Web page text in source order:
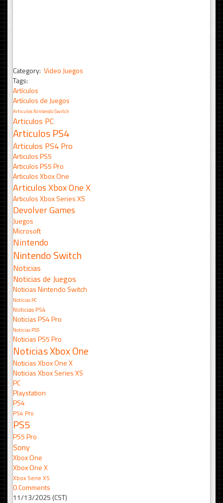
Category: Video Juegos
Tags:
Artículos
Artículos de Juegos
Articulos Nintendo Switch
Articulos PC
Articulos PS4
Articulos PS4 Pro
Articulos PS5
Articulos PS5 Pro
Articulos Xbox One
Articulos Xbox One X
Articulos Xbox Series XS
Devolver Games
Juegos
Microsoft
Nintendo
Nintendo Switch
Noticias
Noticias de Juegos
Noticias Nintendo Switch
Noticias PC
Noticias PS4
Noticias PS4 Pro
Noticias PS5
Noticias PS5 Pro
Noticias Xbox One
Noticias Xbox One X
Noticias Xbox Series XS
PC
Playstation
PS4
PS4 Pro
PS5
PS5 Pro
Sony
Xbox One
Xbox One X
Xbox Serie XS
0 Comments
11/13/2025 (CST)